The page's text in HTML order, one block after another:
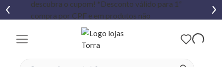
ver
fechar menu
fechar menu
favoritos